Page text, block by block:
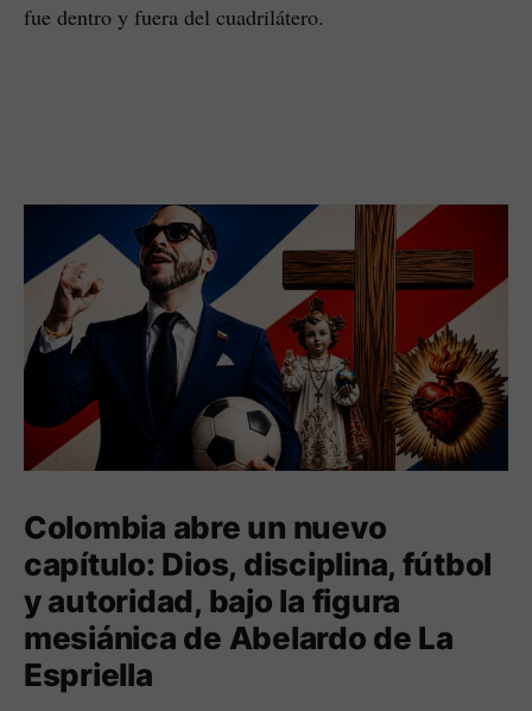
fue dentro y fuera del cuadrilátero.
Colombia abre un nuevo
capítulo: Dios, disciplina, fútbol
y autoridad, bajo la figura
mesiánica de Abelardo de La
Espriella